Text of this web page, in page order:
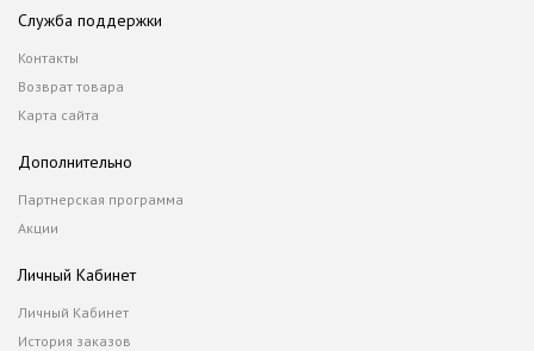
Служба поддержки
Контакты
Возврат товара
Карта сайта
Дополнительно
Партнерская программа
Акции
Личный Кабинет
Личный Кабинет
История заказов